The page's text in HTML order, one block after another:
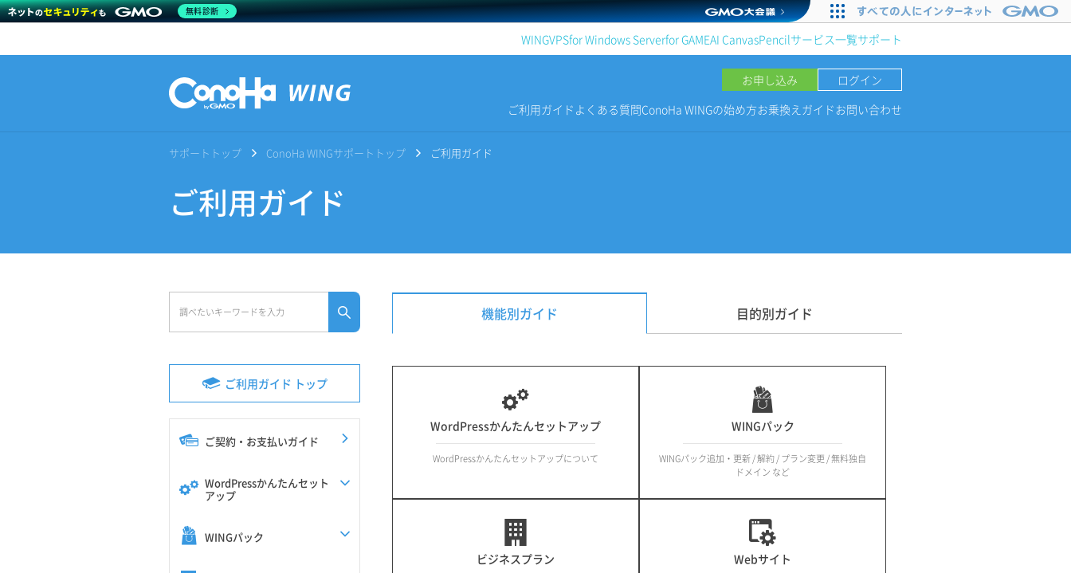
WINGVPSfor Windows Serverfor GAMEAI CanvasPencilサービス一覧サポート
お申し込み
ログイン
ご利用ガイド よくある質問ConoHa WINGの始め方お乗換えガイドお問い合わせ
サポートトップ ConoHa WINGサポートトップ ご利用ガイド
ご利用ガイド
ご利用ガイド トップ
ご契約・お支払いガイド
WordPressかんたんセット
アップ
WINGパック
機能別ガイド 目的別ガイド
WordPressかんたんセットアップ
WordPressかんたんセットアップについて
WINGパック
WINGパック追加・更新 / 解約 / プラン変更 / 無料独自
ドメイン など
ビジネスプラン Webサイト
無料診断